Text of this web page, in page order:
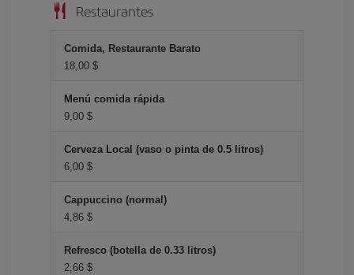
Restaurantes
Comida, Restaurante Barato
18,00 $
Menú comida rápida
9,00 $
Cerveza Local (vaso o pinta de 0.5 litros)
6,00 $
Cappuccino (normal)
4,86 $
Refresco (botella de 0.33 litros)
2,66 $